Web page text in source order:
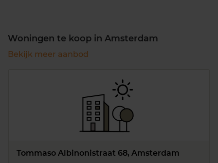
Woningen te koop in Amsterdam
Bekijk meer aanbod
Tommaso Albinonistraat 68, Amsterdam